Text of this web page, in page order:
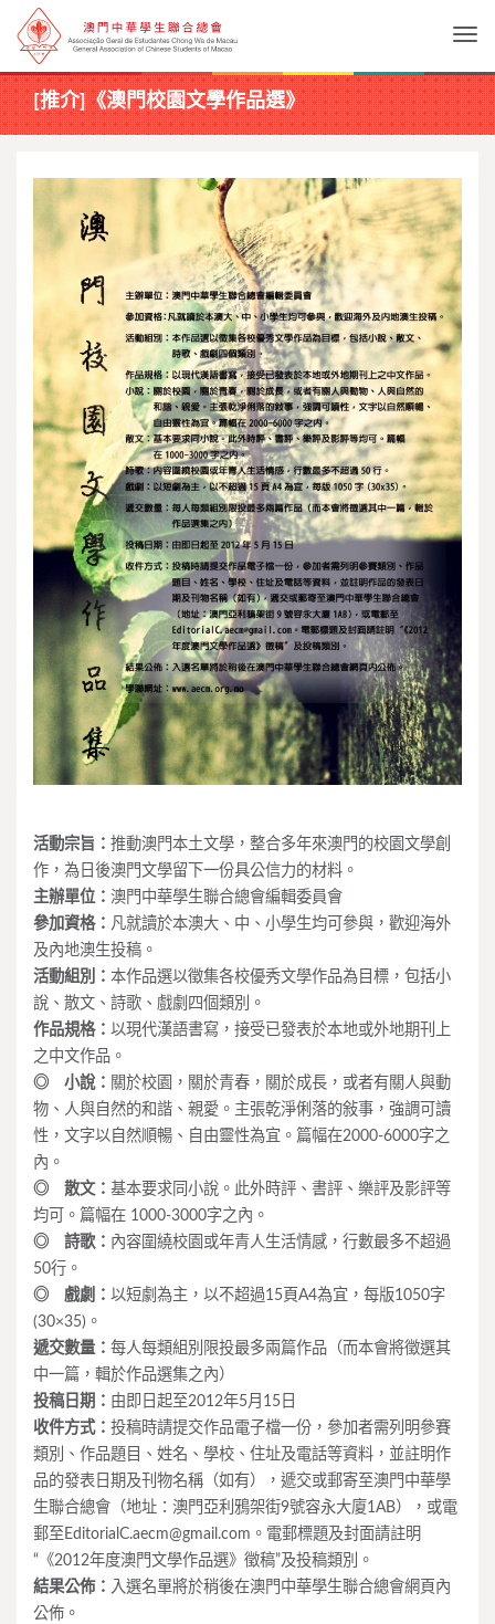
[推介]《澳門校園文學作品選》
活動宗旨： 推動澳門本土文學，整合多年來澳門的校園文學創
作，為日後澳門文學留下一份具公信力的材料。
主辦單位： 澳門中華學生聯合總會編輯委員會
參加資格： 凡就讀於本澳大、中、小學生均可參與，歡迎海外
及內地澳生投稿。
活動組別： 本作品選以徵集各校優秀文學作品為目標，包括小
說、散文、詩歌、戲劇四個類別。
作品規格： 以現代漢語書寫，接受已發表於本地或外地期刊上
之中文作品。
◎ 小說： 關於校園，關於青春，關於成長，或者有關人與動
物、人與自然的和諧、親愛。主張乾淨俐落的敍事，強調可讀
性，文字以自然順暢、自由靈性為宜。篇幅在2000-6000字之
內。
◎ 散文： 基本要求同小說。此外時評、書評、樂評及影評等
均可。篇幅在 1000-3000字之內。
◎ 詩歌： 內容圍繞校園或年青人生活情感，行數最多不超過
50行。
◎ 戲劇： 以短劇為主，以不超過15頁A4為宜，每版1050字
(30×35)。
遞交數量： 每人每類組別限投最多兩篇作品（而本會將徵選其
中一篇，輯於作品選集之內）
投稿日期： 由即日起至2012年5月15日
收件方式： 投稿時請提交作品電子檔一份，參加者需列明參賽
類別、作品題目、姓名、學校、住址及電話等資料，並註明作
品的發表日期及刊物名稱（如有），遞交或郵寄至澳門中華學
生聯合總會（地址：澳門亞利鴉架街9號容永大廈1AB），或電
郵至 EditorialC.aecm@gmail.com 。電郵標題及封面請註明
“《2012年度澳門文學作品選》徵稿”及投稿類別。
結果公佈： 入選名單將於稍後在澳門中華學生聯合總會網頁內
公佈。